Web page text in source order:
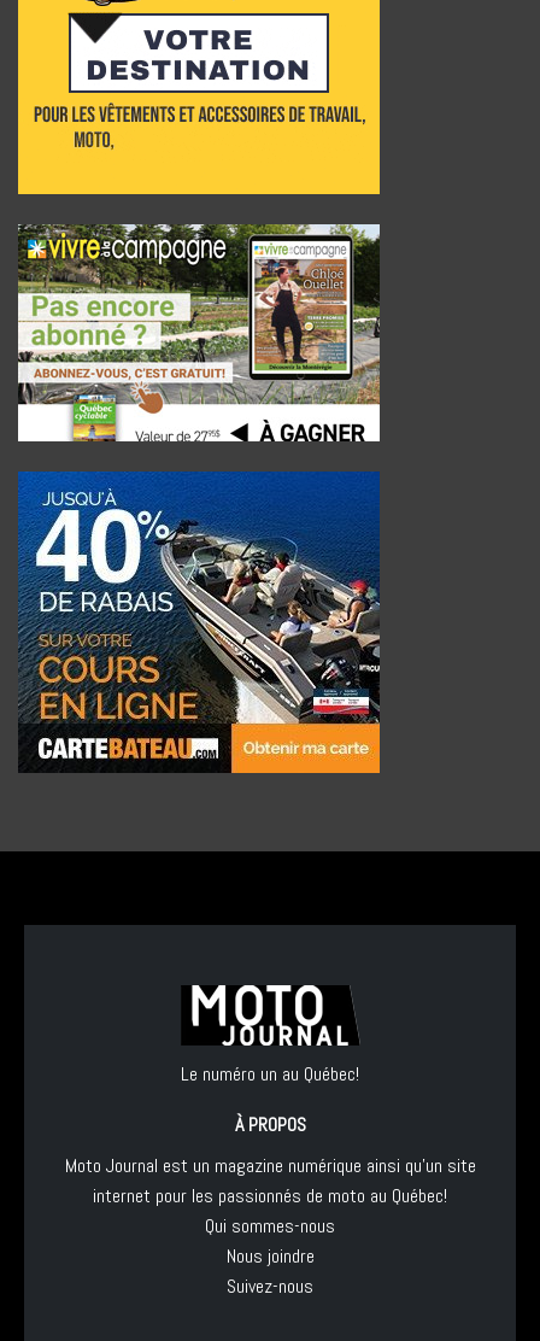
Le numéro un au Québec!
À PROPOS
Moto Journal est un magazine numérique ainsi qu'un site
internet pour les passionnés de moto au Québec!
Qui sommes-nous
Nous joindre
Suivez-nous